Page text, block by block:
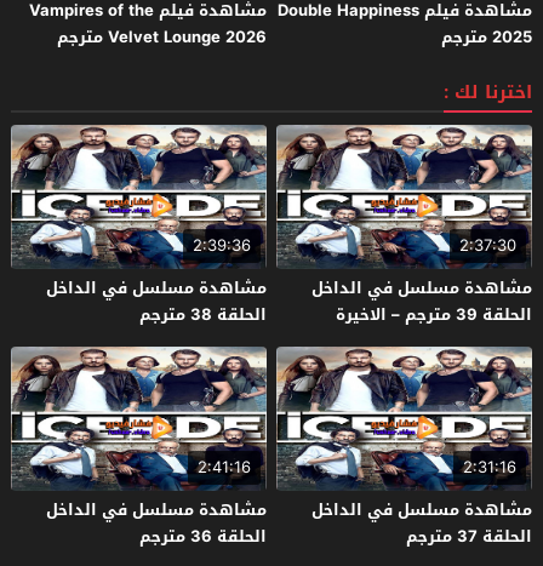
مشاهدة فيلم Double Happiness
2025 مترجم
مشاهدة فيلم Vampires of the
Velvet Lounge 2026 مترجم
اخترنا لك :
2:37:30
مشاهدة مسلسل في الداخل
الحلقة 39 مترجم – الاخيرة
2:39:36
مشاهدة مسلسل في الداخل
الحلقة 38 مترجم
2:31:16
مشاهدة مسلسل في الداخل
الحلقة 37 مترجم
2:41:16
مشاهدة مسلسل في الداخل
الحلقة 36 مترجم